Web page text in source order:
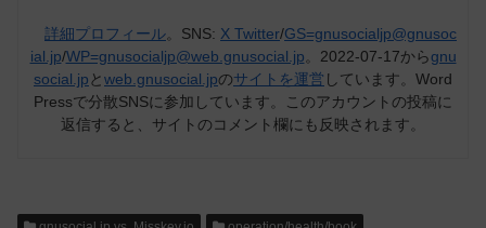
詳細プロフィール。SNS: X Twitter/GS=gnusocialjp@gnusoc
ial.jp/WP=gnusocialjp@web.gnusocial.jp。2022-07-17からgnu
social.jpとweb.gnusocial.jpのサイトを運営 しています。Word
Pressで分散SNSに参加しています。このアカウントの投稿に
返信すると、サイトのコメント欄にも反映されます。